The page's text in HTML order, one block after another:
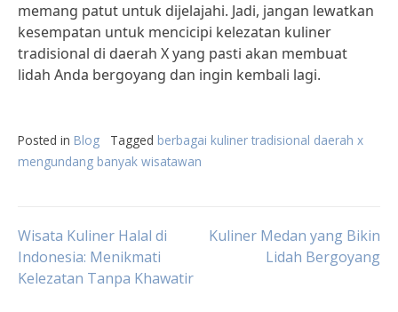
memang patut untuk dijelajahi. Jadi, jangan lewatkan
kesempatan untuk mencicipi kelezatan kuliner
tradisional di daerah X yang pasti akan membuat
lidah Anda bergoyang dan ingin kembali lagi.
Posted in Blog Tagged berbagai kuliner tradisional daerah x
mengundang banyak wisatawan
Post
navigation
Wisata Kuliner Halal di
Indonesia: Menikmati
Kelezatan Tanpa Khawatir
Kuliner Medan yang Bikin
Lidah Bergoyang